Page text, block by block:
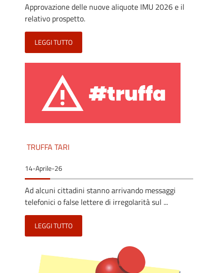
Approvazione delle nuove aliquote IMU 2026 e il
relativo prospetto.
LEGGI TUTTO
TRUFFA TARI
14-Aprile-26
Ad alcuni cittadini stanno arrivando messaggi
telefonici o false lettere di irregolarità sul ...
LEGGI TUTTO